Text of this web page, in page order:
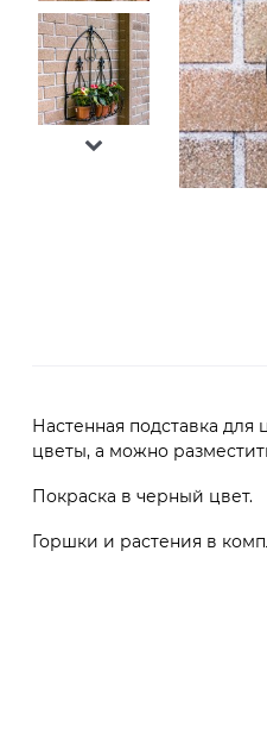
Настенная подставка
цветы, а можно
Покраска в черный цвет.
Горшки и растения в